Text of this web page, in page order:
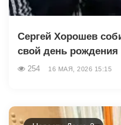
Сергей Хорошев
свой день рождения
254 16 МАЯ, 2026 15:15